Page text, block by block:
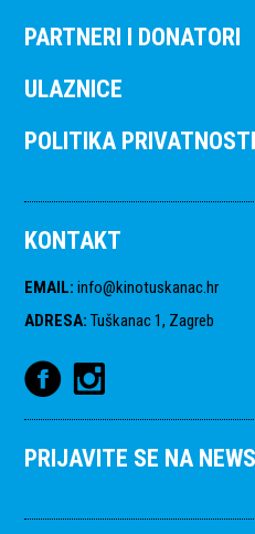
PARTNERI I DONATORI
ULAZNICE
POLITIKA PRIVATNOSTI
KONTAKT
EMAIL: info@kinotuskanac.hr
ADRESA: Tuškanac 1, Zagreb
PRIJAVITE SE NA